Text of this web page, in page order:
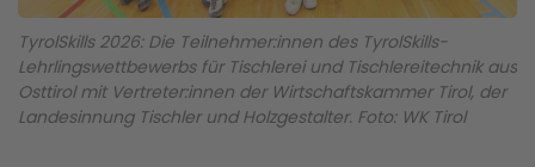
TyrolSkills 2026: Die Teilnehmer:innen des TyrolSkills-
Lehrlingswettbewerbs für Tischlerei und Tischlereitechnik aus
Osttirol mit Vertreter:innen der Wirtschaftskammer Tirol, der
Landesinnung Tischler und Holzgestalter. Foto: WK Tirol